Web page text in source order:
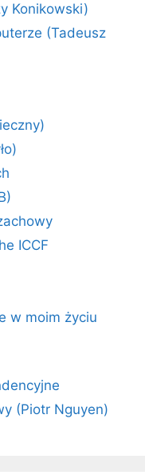
Konikowski)
(Tadeusz
ICCF
w moim życiu
(Piotr Nguyen)